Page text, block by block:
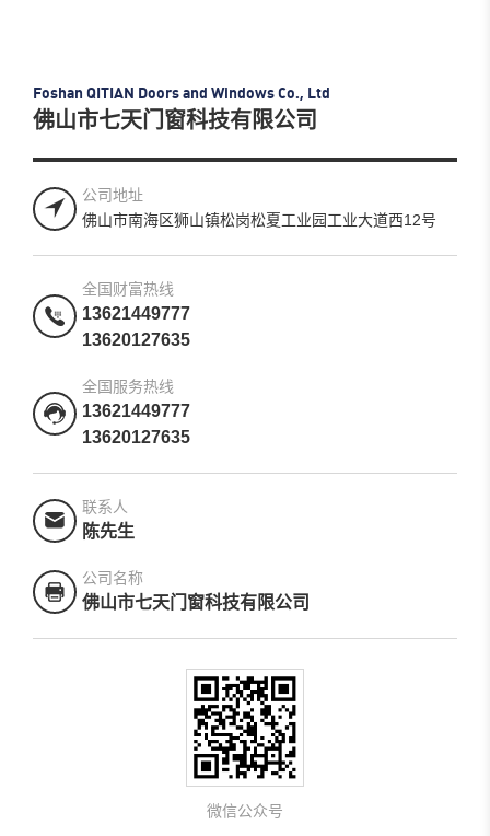
Foshan QITIAN Doors and Windows Co., Ltd
佛山市七天门窗科技有限公司
公司地址
佛山市南海区狮山镇松岗松夏工业园工业大道西12号
全国财富热线
13621449777
13620127635
全国服务热线
13621449777
13620127635
联系人
陈先生
公司名称
佛山市七天门窗科技有限公司
微信公众号